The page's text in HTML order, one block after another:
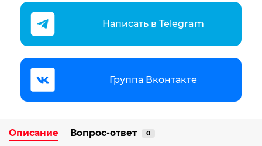
Написать в Telegram
Группа Вконтакте
Описание Вопрос-ответ 0